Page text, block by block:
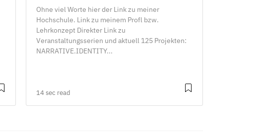
Ohne viel Worte hier der Link zu meiner
Hochschule. Link zu meinem Profl bzw.
Lehrkonzept Direkter Link zu
Veranstaltungsserien und aktuell 125 Projekten:
NARRATIVE.IDENTITY...
14 sec read